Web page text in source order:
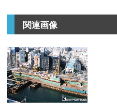
関連画像